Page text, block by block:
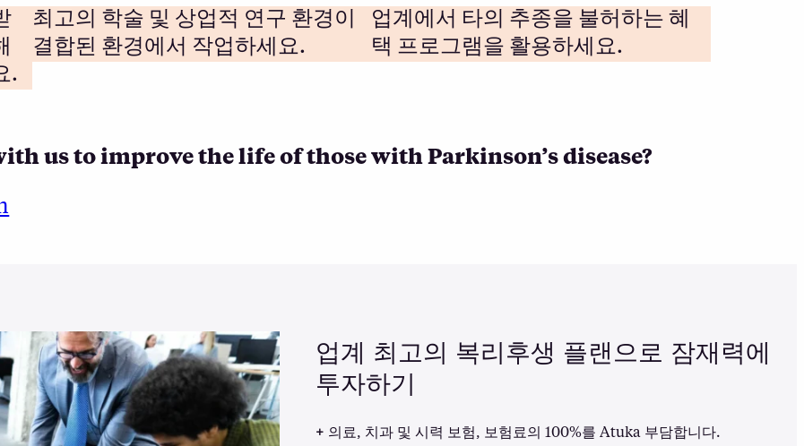
.
최고의 학술 및 상업적 연구 환경이
결합된 환경에서 작업하세요.
업계에서 타의 추종을 불허하는 혜
택 프로그램을 활용하세요.
us to improve the life of those with Parkinson’s disease?
업계 최고의 복리후생 플랜으로 잠재력에
투자하기
+ 의료, 치과 및 시력 보험, 보험료의 100%를 Atuka 부담합니다.